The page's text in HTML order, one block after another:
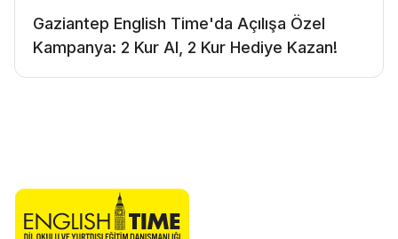
Gaziantep English Time'da Açılışa Özel
Kampanya: 2 Kur Al, 2 Kur Hediye Kazan!